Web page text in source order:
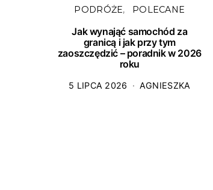
PODRÓŻE POLECANE
Jak wynająć samochód za
granicą i jak przy tym
zaoszczędzić – poradnik w 2026
roku
5 LIPCA 2026 AGNIESZKA